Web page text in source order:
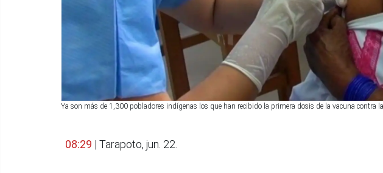
Ya son más de 1,300 pobladores indígenas los que han recibido la primera dosis de la vacuna contra
08:29 | Tarapoto, jun. 22.